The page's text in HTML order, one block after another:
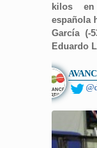
kilos en
española
García (-
Eduardo